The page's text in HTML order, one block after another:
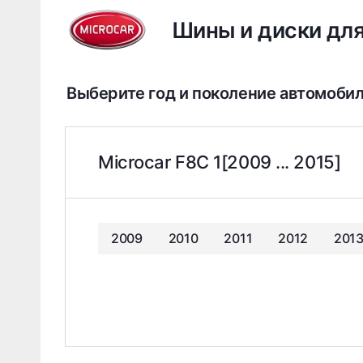
Шины и диски
Выберите год и поколение
Microcar F8C 1[2009 ... 2015]
2009 2010 2011 2012 2013